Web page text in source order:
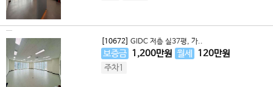
[10672] GIDC 저층 실37평, 가..
보증금 1,200만원 월세 120만원
주차1